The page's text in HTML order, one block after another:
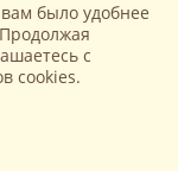
было удобнее
c
cookies.